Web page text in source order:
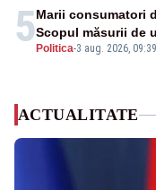
5 Politica-3 aug. 2026, 09:39
Marii consumatori
Scopul măsurii de
ACTUALITATE